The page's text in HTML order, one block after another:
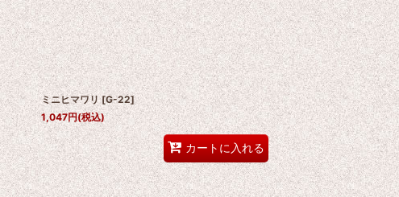
ミニヒマワリ [G-22]
1,047円(税込)
カートに入れる